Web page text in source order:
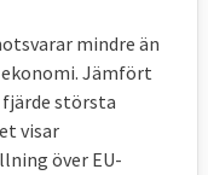
mindre än
Jämfört
fjärde största
visar
över EU-